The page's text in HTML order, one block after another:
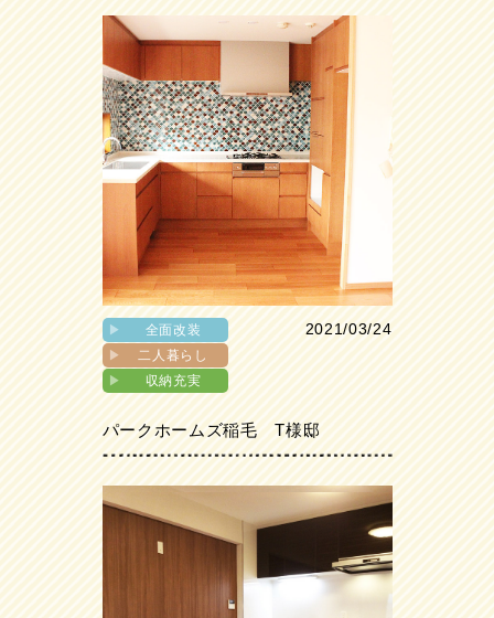
▶︎
全面改装
▶︎
二人暮らし
▶︎
収納充実
2021/03/24
パークホームズ稲毛 T様邸